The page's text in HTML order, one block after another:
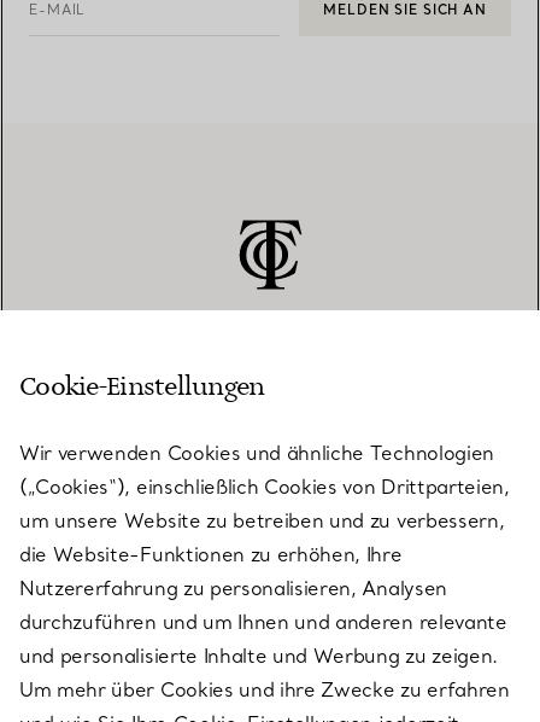
E-MAIL MELDEN SIE SICH AN
KUNDENSERVICE
SERVICES
ÜBER TIFFANY & CO.
RECHTLICHE HINWEISE
Cookie-Einstellungen
Wir verwenden Cookies und ähnliche Technologien
(„Cookies“), einschließlich Cookies von Drittparteien,
um unsere Website zu betreiben und zu verbessern,
die Website-Funktionen zu erhöhen, Ihre
Nutzererfahrung zu personalisieren, Analysen
durchzuführen und um Ihnen und anderen relevante
und personalisierte Inhalte und Werbung zu zeigen.
Um mehr über Cookies und ihre Zwecke zu erfahren